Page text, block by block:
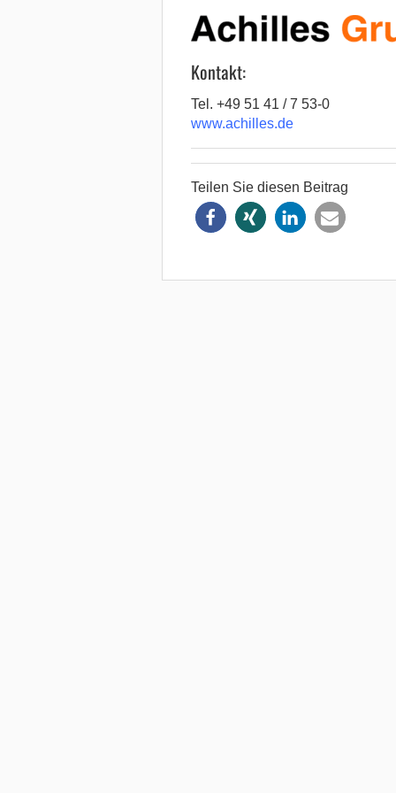
Kontakt:
Tel. +49 51 41 / 7 53-0
www.achilles.de
Teilen Sie diesen Beitrag